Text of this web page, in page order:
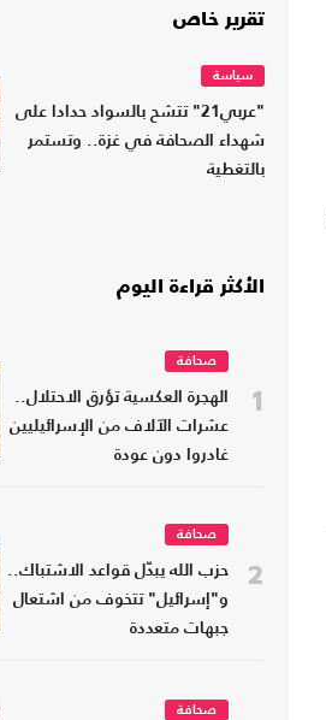
تقرير خاص
سياسة
"عربي21" تتشح بالسواد حدادا على
شهداء الصحافة في غزة.. وتستمر
بالتغطية
الأكثر قراءة اليوم
1
صحافة
الهجرة العكسية تؤرق الاحتلال..
عشرات الآلاف من الإسرائيليين
غادروا دون عودة
2
صحافة
حزب الله يبدّل قواعد الاشتباك..
و"إسرائيل" تتخوف من اشتعال
جبهات متعددة
صحافة